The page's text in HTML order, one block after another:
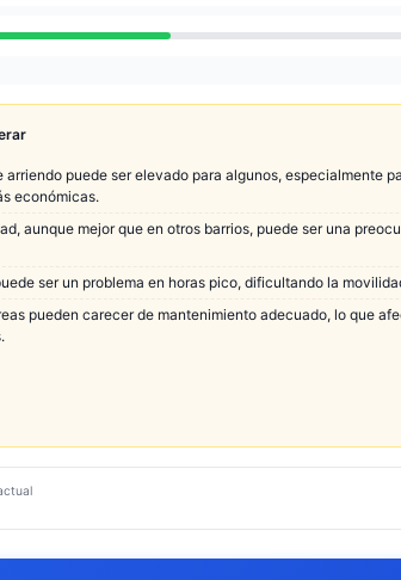
arriendo puede ser elevado para algunos, especialmente
económicas.
aunque mejor que en otros barrios, puede ser una
ser un problema en horas pico, dificultando la
pueden carecer de mantenimiento adecuado, lo que